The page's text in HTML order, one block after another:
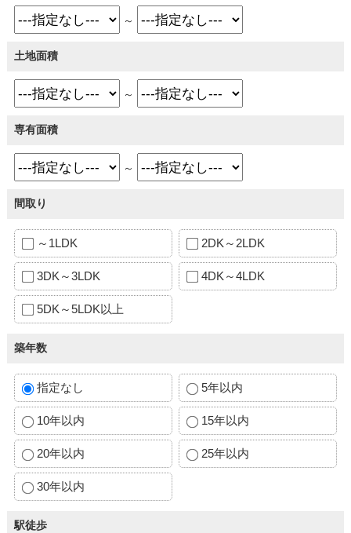
～
土地面積
～
専有面積
～
間取り
～1LDK 2DK～2LDK
3DK～3LDK 4DK～4LDK
5DK～5LDK以上
築年数
指定なし 5年以内
10年以内 15年以内
20年以内 25年以内
30年以内
駅徒歩